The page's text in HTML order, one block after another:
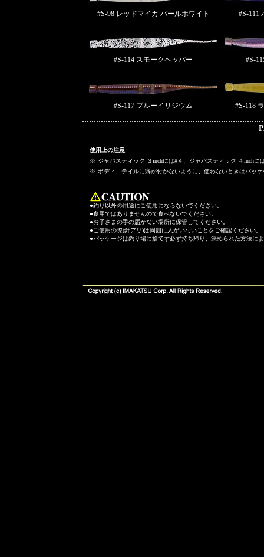
#S-98 レッドマイカ パールホワイト #S-111
#S-114 スモークペッパー #S-
#S-117 ブルーイリジウム #S-118
使用上の注意
※ ジャバスティック ３inchには#４、ジャバスティック ４inch
※ ボディ、テイルに癖が付かないように、使わないときはパッ
●釣り以外の用途にご使用にならないでください。
●食用ではありませんので食べないでください。
●お子さまの手の届かない場所に保管してください。
●ご使用の際(針アリ)は周囲に人がいないことをご確認ください。
●パッケージは釣り場に捨てず必ず持ち帰り、決められた方法に